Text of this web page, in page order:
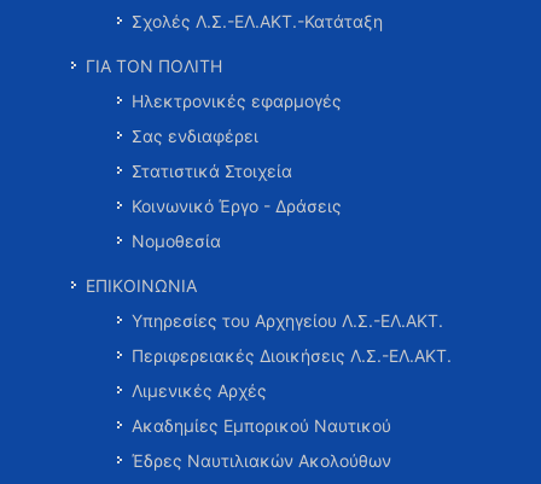
Σχολές Λ.Σ.-ΕΛ.ΑΚΤ.-Κατάταξη
ΓΙΑ ΤΟΝ ΠΟΛΙΤΗ
Ηλεκτρονικές εφαρμογές
Σας ενδιαφέρει
Στατιστικά Στοιχεία
Κοινωνικό Έργο - Δράσεις
Νομοθεσία
ΕΠΙΚΟΙΝΩΝΙΑ
Υπηρεσίες του Αρχηγείου Λ.Σ.-ΕΛ.ΑΚΤ.
Περιφερειακές Διοικήσεις Λ.Σ.-ΕΛ.ΑΚΤ.
Λιμενικές Αρχές
Ακαδημίες Εμπορικού Ναυτικού
Έδρες Ναυτιλιακών Ακολούθων